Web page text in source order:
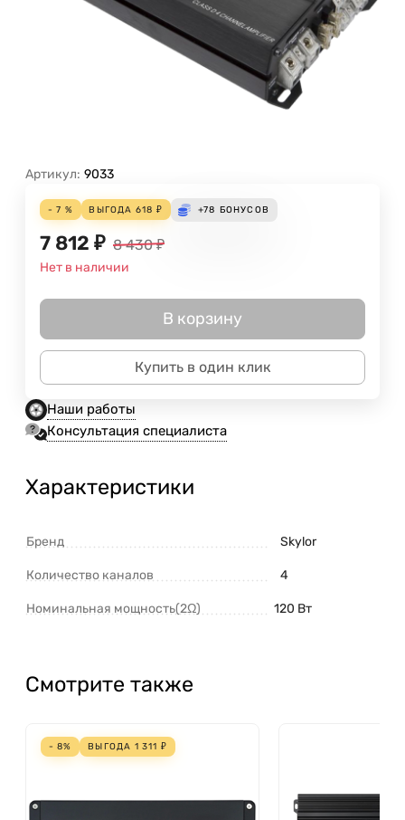
Артикул: 9033
- 7 % ВЫГОДА 618 ₽ +78 БОНУСОВ
7 812 ₽ 8 430 ₽
Нет в наличии
В корзину
Купить в один клик
Наши работы
Консультация специалиста
Характеристики
Бренд Skylor
Количество каналов 4
Номинальная мощность(2Ω) 120 Вт
Смотрите также
- 8% ВЫГОДА 1 311 ₽